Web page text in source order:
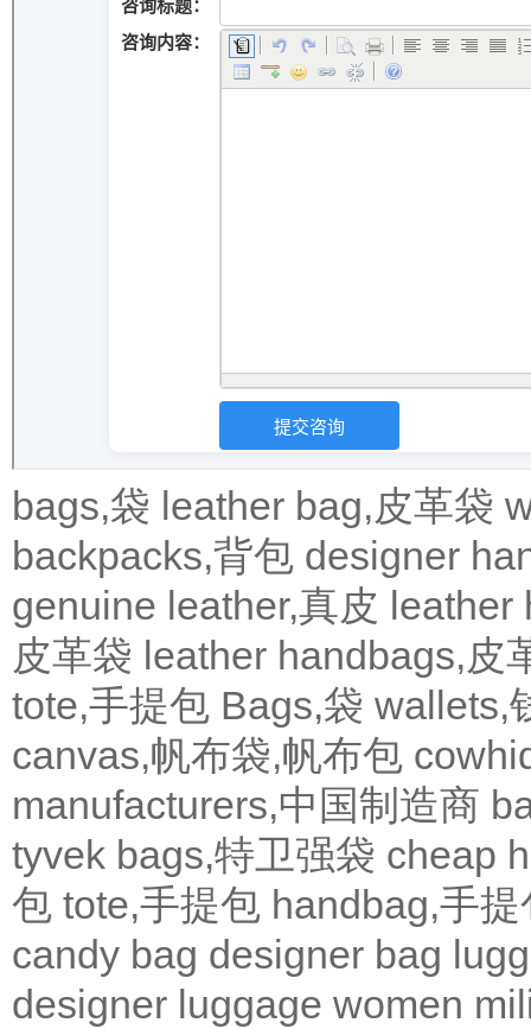
bags,袋 leather bag,皮革袋
backpacks,背包 designer
genuine leather,真皮 leather
皮革袋 leather handbags,皮
tote,手提包 Bags,袋 wallets,
canvas,帆布袋,帆布包
manufacturers,中国制造商
tyvek bags,特卫强袋 cheap
包 tote,手提包 handbag,手提
candy bag designer bag
designer luggage women